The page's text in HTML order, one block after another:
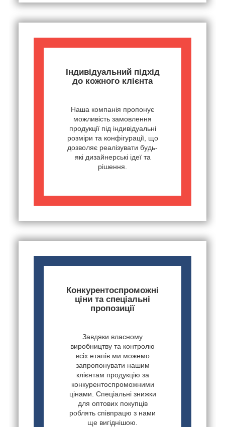
Індивідуальний підхід
до кожного клієнта
Наша компанія пропонує
можливість замовлення
продукції під індивідуальні
розміри та конфігурації, що
дозволяє реалізувати будь-
які дизайнерські ідеї та
рішення.
Конкурентоспроможні
ціни та спеціальні
пропозиції
Завдяки власному
виробництву та контролю
всіх етапів ми можемо
запропонувати нашим
клієнтам продукцію за
конкурентоспроможними
цінами. Спеціальні знижки
для оптових покупців
роблять співпрацю з нами
ще вигіднішою.